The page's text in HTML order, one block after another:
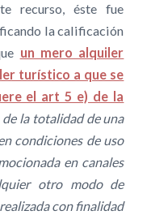
recurso, éste fue
la calificación
un mero alquiler
turístico a que se
el art 5 e) de la
de la totalidad de una
condiciones de uso
en canales
otro modo de
con finalidad